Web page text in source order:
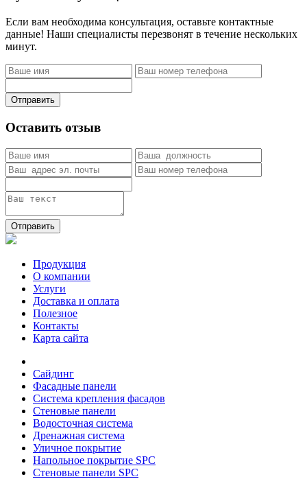
Если вам необходима консультация, оставьте контактные
данные! Наши специалисты перезвонят в течение нескольких
минут.
Отправить
Оставить отзыв
Отправить
Продукция
О компании
Услуги
Доставка и оплата
Полезное
Контакты
Карта сайта
Сайдинг
Фасадные панели
Система крепления фасадов
Стеновые панели
Водосточная система
Дренажная система
Уличное покрытие
Напольное покрытие SPC
Стеновые панели SPC